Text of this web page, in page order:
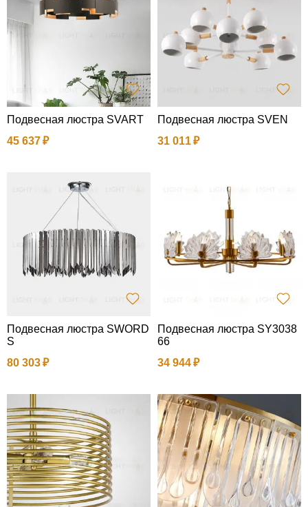
Подвесная люстра SVART
45 637
Подвесная люстра SVEN
31 011
Подвесная люстра SWORD
S
80 303
Подвесная люстра SY3038
66
34 944